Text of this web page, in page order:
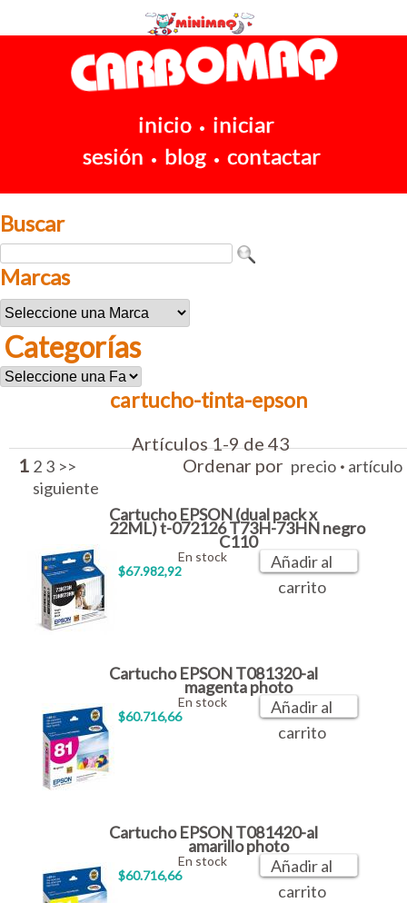
inicio • iniciar
sesión • blog • contactar
Buscar
Marcas
Categorías
cartucho-tinta-epson
Artículos 1-9 de 43
1 2 3 >>
siguiente
Ordenar por precio · artículo
Cartucho EPSON (dual pack x
22ML) t-072126 T73H-73HN negro
C110
$67.982,92
En stock
Añadir al
carrito
Cartucho EPSON T081320-al
magenta photo
$60.716,66
En stock
Añadir al
carrito
Cartucho EPSON T081420-al
amarillo photo
$60.716,66
En stock
Añadir al
carrito